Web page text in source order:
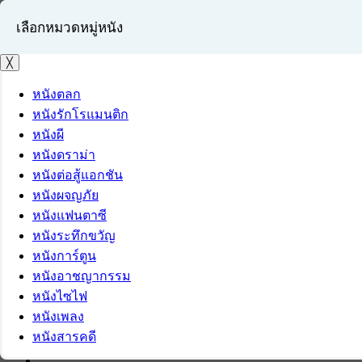
เข้าสู่ระบบ
สมัครสมาชิก
เลือกหมวดหมู่หนัง
╳
หนังตลก
หนังรักโรแมนติก
หนังผี
หนังดราม่า
หนังต่อสู้แอกชัน
หนังผจญภัย
หนังแฟนตาซี
หนังระทึกขวัญ
หนังการ์ตูน
หนังอาชญากรรม
หนังไซไฟ
หนังเพลง
หนังสารคดี